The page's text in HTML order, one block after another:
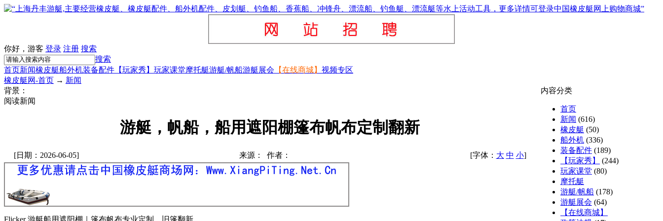
你好，游客 登录 注册 搜索
搜索
首页新闻橡皮艇船外机装备配件 【玩家秀】 玩家课堂摩托艇游艇/帆船游艇展会 【在线商城】 视频专区
橡皮艇网-首页 → 新闻
背景：
阅读新闻
游艇，帆船，船用遮阳棚篷布帆布定制翻新
[日期：2026-06-05] 来源： 作者： [字体： 大 中 小]
内容分类
首页
新闻 (616)
橡皮艇 (50)
船外机 (336)
装备配件 (189)
【玩家秀】
(244)
玩家课堂 (80)
摩托艇
游艇/帆船 (178)
游艇展会 (64)
【在线商城】